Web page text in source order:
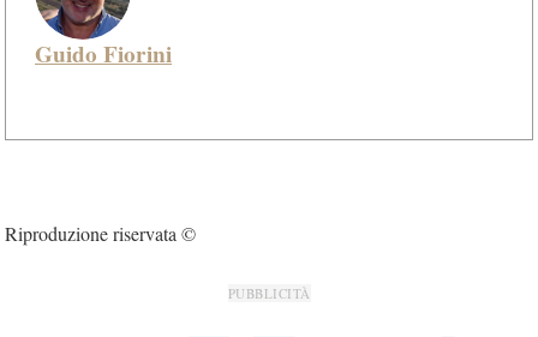
Guido Fiorini
Riproduzione riservata ©
PUBBLICITÀ